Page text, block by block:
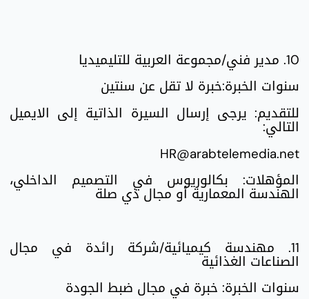
10. مدير فني/مجموعة العربية للتليميديا
سنوات الخبرة:خبرة لا تقل عن سنتين
للتقديم: يرجى إرسال السيرة الذاتية إلى الايميل
التالي:
HR@arabtelemedia.net
المؤهلات: بكالوريوس في التصميم الداخلي،
الهندسة المعمارية أو مجال ذي صلة
11. مهندسة كيميائية/شركة رائدة في مجال
الصناعات الغذائية
سنوات الخبرة: خبرة في مجال ضبط الجودة